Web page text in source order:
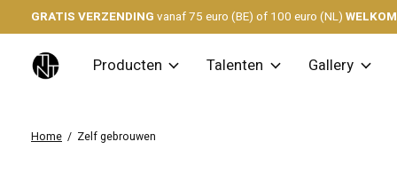
GRATIS VERZENDING vanaf 75 euro (BE) of 100 euro (NL) WELKOM
Producten Talenten Gallery
Home / Zelf gebrouwen